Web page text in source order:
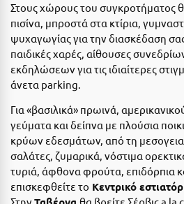
Θάσος
Θεσσαλονίκη
Ι
Ιεράπετρα
Ιθάκη
Ικαρία
Ίος
Στους χώρους του συγκροτήματος
πισίνα, μπροστά στα κτίρια,
ψυχαγωγίας για την διασκέδαση
παιδικές χαρές, αίθουσες
εκδηλώσεων για τις ιδιαίτερες
άνετα parking.
Για «βασιλικά» πρωινά,
γεύματα και δείπνα με πλούσια
κρύων εδεσμάτων, από τη
σαλάτες, ζυμαρικά, νόστιμα
τυριά, άφθονα φρούτα, επιδόρπια
επισκεφθείτε το Κεντρικό